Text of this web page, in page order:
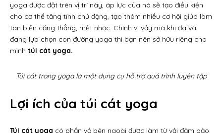
yoga được đặt trên vị trí này, áp lực của nó sẽ tạo điều kiện
cho cơ thể tăng tính chủ động, tạo thêm nhiều cơ hội giúp làm
tan biến căng thẳng, mệt nhọc. Chính vì vậy mà khi đã và
đang lựa chọn con đường yoga thì bạn nên sở hữu riêng cho
mình túi cát yoga.
Túi cát trong yoga là một dụng cụ hỗ trợ quá trình luyện tập
Lợi ích của túi cát yoga
Túi cát yoga có phần vỏ bên ngoài được làm từ vải đảm bảo